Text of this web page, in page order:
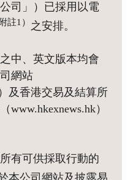
司」）已採用以電
註1） 之安排。
中、英文版本均會
網站
及香港交易及結算所
www.hkexnews.hk）
有可供採取行動的